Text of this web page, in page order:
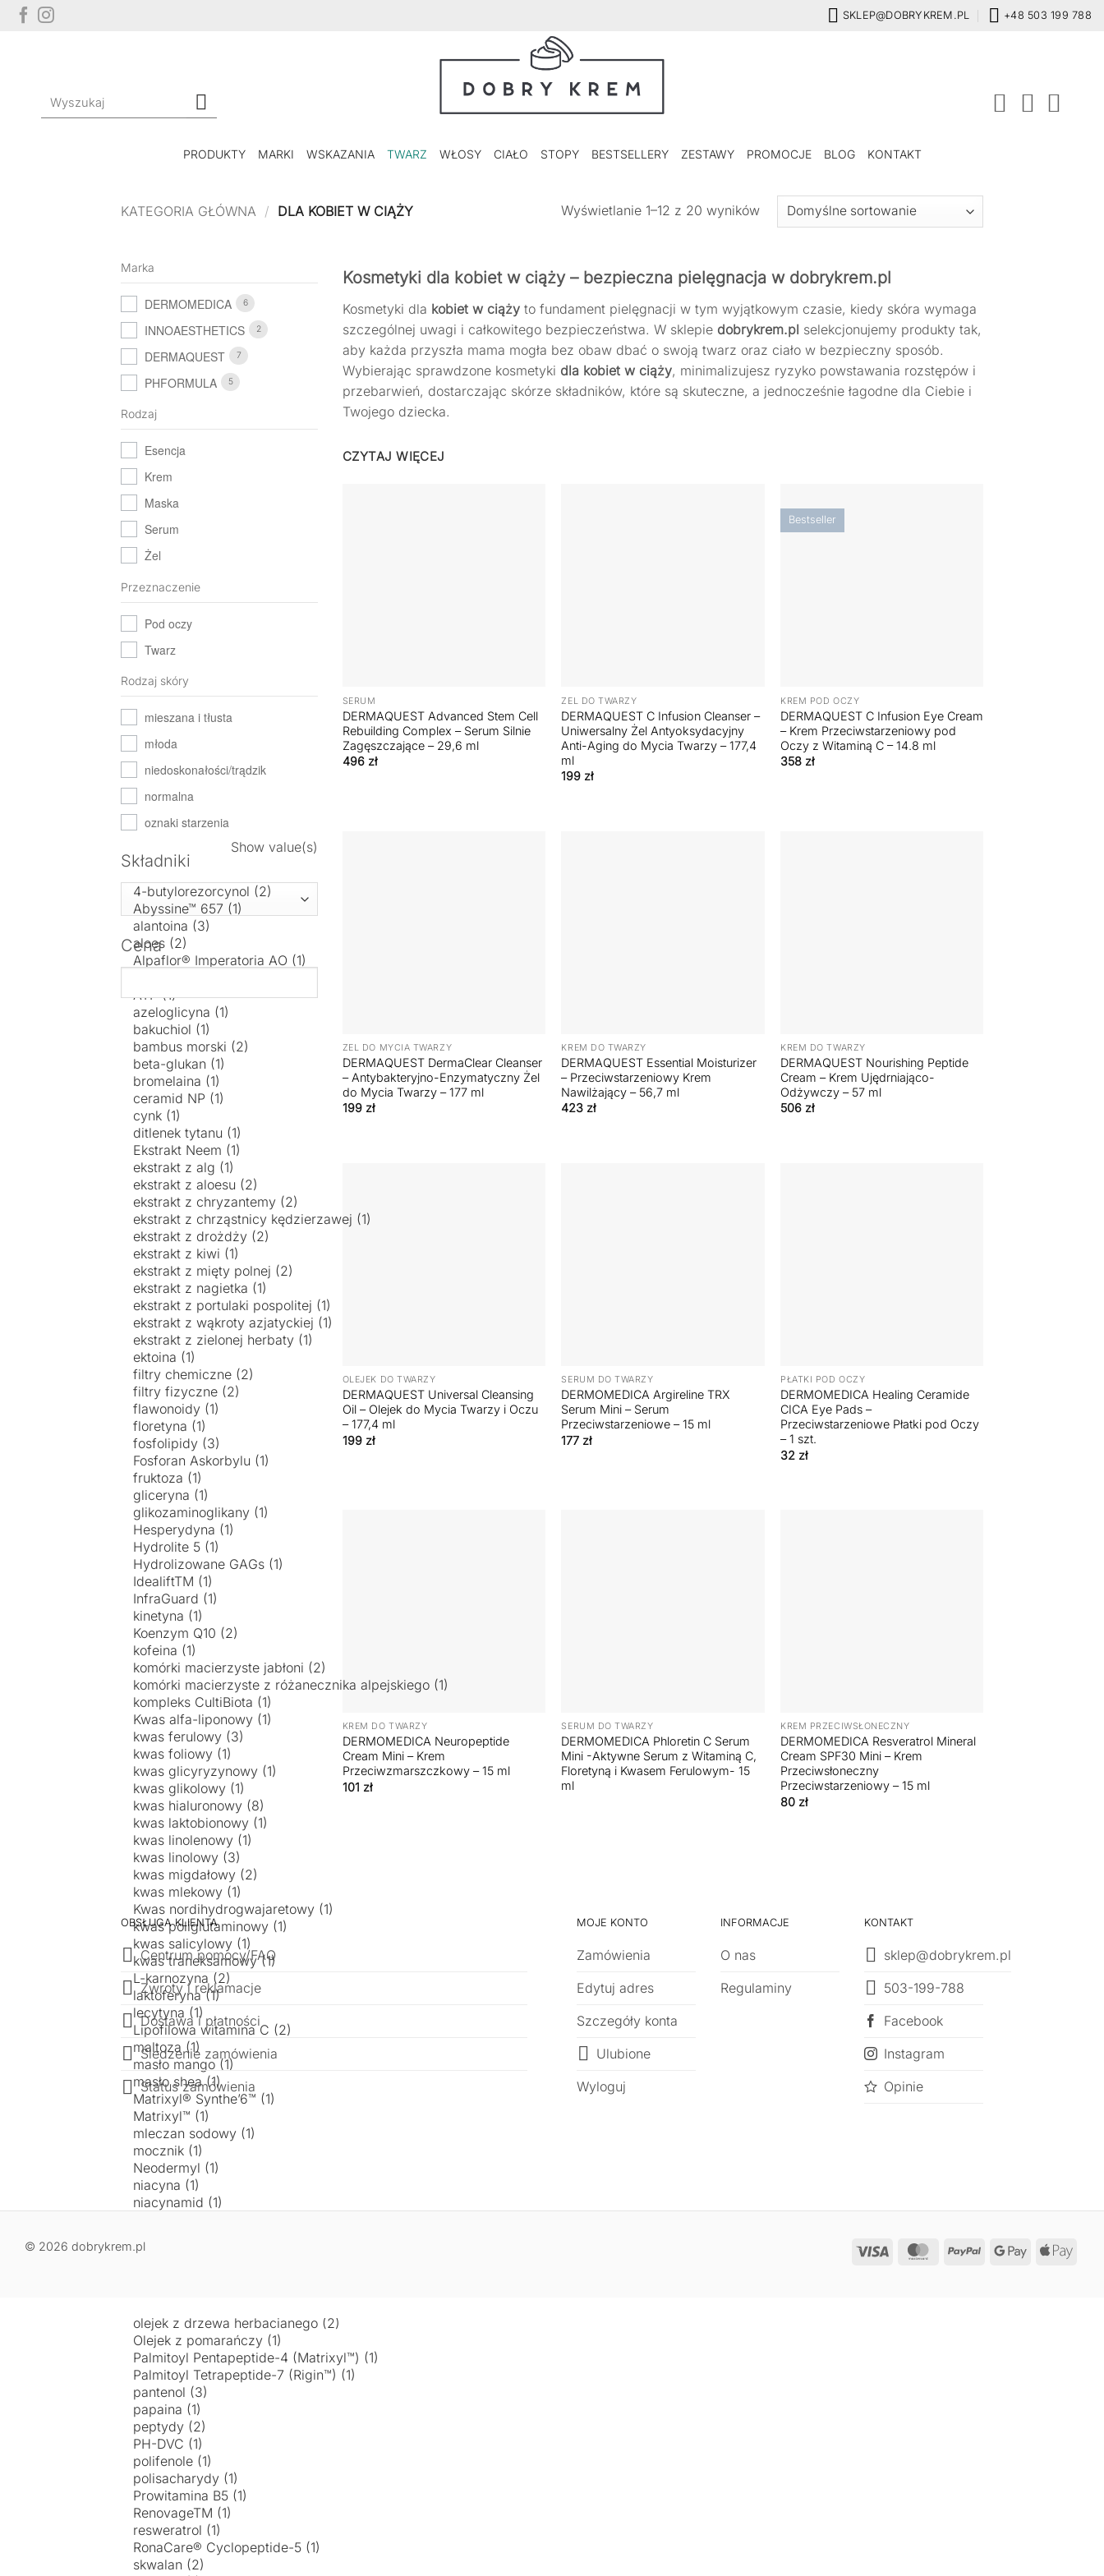
Przewiń
SKLEP@DOBRYKREM.PL +48 503 199 788
Szukaj:
PRODUKTY MARKI WSKAZANIA TWARZ WŁOSY CIAŁO STOPY BESTSELLERY ZESTAWY PROMOCJE BLOG KONTAKT
KATEGORIA GŁÓWNA / DLA KOBIET W CIĄŻY Wyświetlanie 1–12 z 20 wyników
Marka
DERMOMEDICA 6
INNOAESTHETICS 2
DERMAQUEST 7
PHFORMULA 5
Rodzaj
Esencja
Krem
Maska
Serum
Żel
Przeznaczenie
Pod oczy
Twarz
Rodzaj skóry
mieszana i tłusta
młoda
niedoskonałości/trądzik
normalna
oznaki starzenia
Show value(s)
Składniki
Cena
Kosmetyki dla kobiet w ciąży – bezpieczna pielęgnacja w dobrykrem.pl
Kosmetyki dla kobiet w ciąży to fundament pielęgnacji w tym wyjątkowym czasie, kiedy skóra wymaga
szczególnej uwagi i całkowitego bezpieczeństwa. W sklepie dobrykrem.pl selekcjonujemy produkty tak,
aby każda przyszła mama mogła bez obaw dbać o swoją twarz oraz ciało w bezpieczny sposób.
Wybierając sprawdzone kosmetyki dla kobiet w ciąży, minimalizujesz ryzyko powstawania rozstępów i
przebarwień, dostarczając skórze składników, które są skuteczne, a jednocześnie łagodne dla Ciebie i
Twojego dziecka.
CZYTAJ WIĘCEJ
SERUM
DERMAQUEST Advanced Stem Cell
Rebuilding Complex – Serum Silnie
Zagęszczające – 29,6 ml
496 zł
ŻEL DO TWARZY
DERMAQUEST C Infusion Cleanser –
Uniwersalny Żel Antyoksydacyjny
Anti-Aging do Mycia Twarzy – 177,4
ml
199 zł
Bestseller
KREM POD OCZY
DERMAQUEST C Infusion Eye Cream
– Krem Przeciwstarzeniowy pod
Oczy z Witaminą C – 14.8 ml
358 zł
ŻEL DO MYCIA TWARZY
DERMAQUEST DermaClear Cleanser
– Antybakteryjno-Enzymatyczny Żel
do Mycia Twarzy – 177 ml
199 zł
KREM DO TWARZY
DERMAQUEST Essential Moisturizer
– Przeciwstarzeniowy Krem
Nawilżający – 56,7 ml
423 zł
KREM DO TWARZY
DERMAQUEST Nourishing Peptide
Cream – Krem Ujędrniająco-
Odżywczy – 57 ml
506 zł
OLEJEK DO TWARZY
DERMAQUEST Universal Cleansing
Oil – Olejek do Mycia Twarzy i Oczu
– 177,4 ml
199 zł
SERUM DO TWARZY
DERMOMEDICA Argireline TRX
Serum Mini – Serum
Przeciwstarzeniowe – 15 ml
177 zł
PŁATKI POD OCZY
DERMOMEDICA Healing Ceramide
CICA Eye Pads –
Przeciwstarzeniowe Płatki pod Oczy
– 1 szt.
32 zł
KREM DO TWARZY
DERMOMEDICA Neuropeptide
Cream Mini – Krem
Przeciwzmarszczkowy – 15 ml
101 zł
SERUM DO TWARZY
DERMOMEDICA Phloretin C Serum
Mini -Aktywne Serum z Witaminą C,
Floretyną i Kwasem Ferulowym- 15
ml
KREM PRZECIWSŁONECZNY
DERMOMEDICA Resveratrol Mineral
Cream SPF30 Mini – Krem
Przeciwsłoneczny
Przeciwstarzeniowy – 15 ml
80 zł
OBSŁUGA KLIENTA
Centrum pomocy/FAQ
Zwroty i reklamacje
Dostawa i płatności
Śledzenie zamówienia
Status zamówienia
MOJE KONTO
Zamówienia
Edytuj adres
Szczegóły konta
Ulubione
Wyloguj
INFORMACJE
O nas
Regulaminy
KONTAKT
sklep@dobrykrem.pl
503-199-788
Facebook
Instagram
Opinie
© 2026 dobrykrem.pl Visa MasterCard
PayPal Google